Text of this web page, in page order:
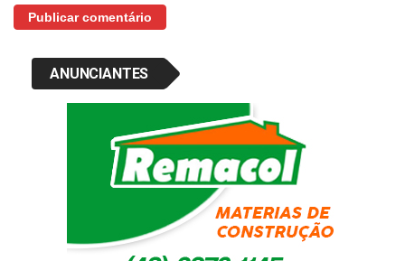
ANUNCIANTES